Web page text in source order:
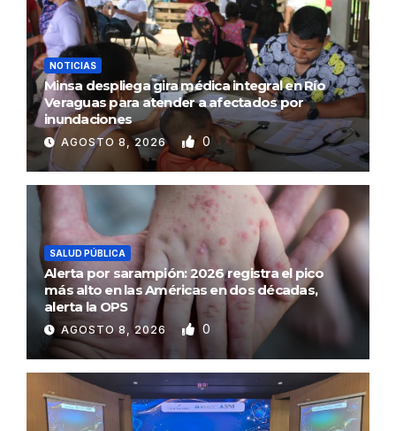
NOTICIAS
Minsa despliega gira médica integral en Río
Veraguas para atender a afectados por
inundaciones
AGOSTO 8, 2026 0
SALUD PÚBLICA
Alerta por sarampión: 2026 registra el pico
más alto en las Américas en dos décadas,
alerta la OPS
AGOSTO 8, 2026 0